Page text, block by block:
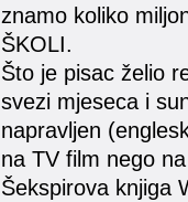
znamo koliko
ŠKOLI.
Što je pisac želio
svezi mjeseca i
napravljen
na TV film nego
Šekspirova knjiga